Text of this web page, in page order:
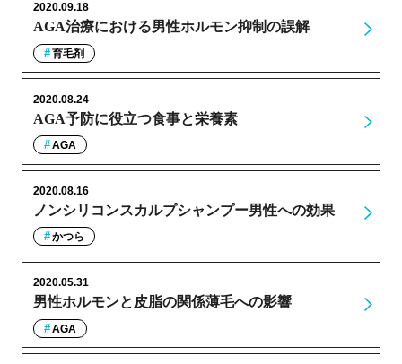
AGA治療における男性ホルモン抑制の誤解
2020.09.18
育毛剤
AGA予防に役立つ食事と栄養素
2020.08.24
AGA
ノンシリコンスカルプシャンプー男性への効果
2020.08.16
かつら
男性ホルモンと皮脂の関係薄毛への影響
2020.05.31
AGA